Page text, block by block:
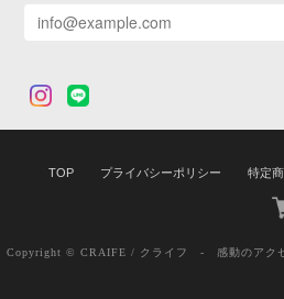
TOP プライバシーポリシー 特定
Copyright © CRAIFE / クライフ - 感動のアクセ